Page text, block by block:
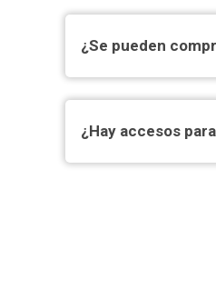
¿Se pueden
¿Hay accesos